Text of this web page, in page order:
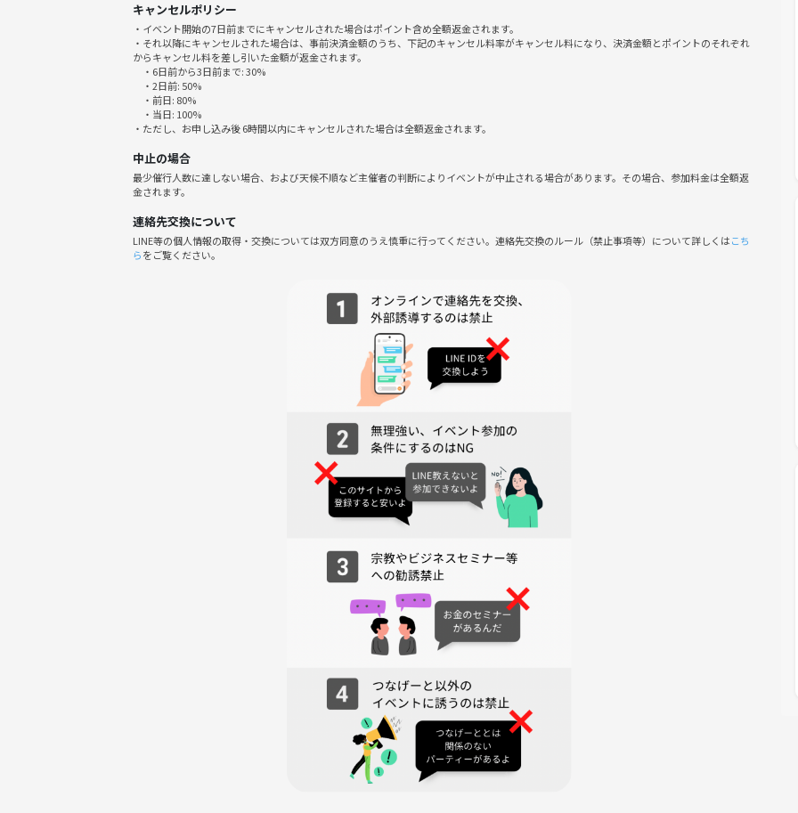
独自のルールがありますが、
当日ルールを説明するのでご安心ください☺
＼＼こんな人におすすめ♪／／
・友達作りがしたい
・運動不足を解消して健康的になりたい
・気分転換、ストレス発散したい
・とりあえず楽しいことがしたい
球技が苦手でもボールから逃げるだけで
初参加の方でも気軽に参加できるアットホームな雰囲気を大切にしています
童心に帰って思いっきりドッジボールして、いい汗流しましょう～！👍🏐🏀
勧誘や過度なナンパ行為、迷惑行為はご遠慮ください。クレームがあった方は、今後の参加を禁止とさせていただい
⚠️ 怪我をした場合、自己責任でお願いします。
キャンセルポリシー
・イベント開始の7日前までにキャンセルされた場合はポイント含め全額返金されます。
・それ以降にキャンセルされた場合は、事前決済金額のうち、下記のキャンセル料率がキャンセル料になり、決済金額とポイントのそれぞれ
からキャンセル料を差し引いた金額が返金されます。
・6日前から3日前まで: 30%
・2日前: 50%
・前日: 80%
・当日: 100%
・ただし、お申し込み後 6時間以内にキャンセルされた場合は全額返金されます。
中止の場合
最少催行人数に達しない場合、および天候不順など主催者の判断によりイベントが中止される場合があります。その場合、参加料金は全額返
金されます。
連絡先交換について
LINE等の個人情報の取得・交換については双方同意のうえ慎重に行ってください。連絡先交換のルール（禁止事項等）について詳しくはこち
らをご覧ください。